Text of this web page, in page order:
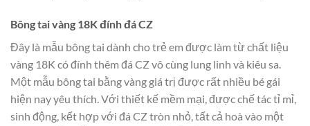
Bông tai vàng 18K đính đá CZ
Đây là mẫu bông tai dành cho trẻ em được làm từ chất liệu
vàng 18K có đính thêm đá CZ vô cùng lung linh và kiêu sa.
Một mẫu bông tai bằng vàng giá trị được rất nhiều bé gái
hiện nay yêu thích. Với thiết kế mềm mại, được chế tác tỉ mỉ,
sinh động, kết hợp với đá CZ tròn nhỏ, tất cả hoà vào một